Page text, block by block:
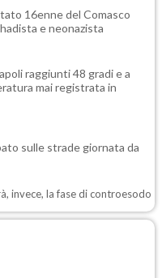
16enne del Comasco
e neonazista
raggiunti 48 gradi e a
mai registrata in
sulle strade giornata da
invece, la fase di controesodo